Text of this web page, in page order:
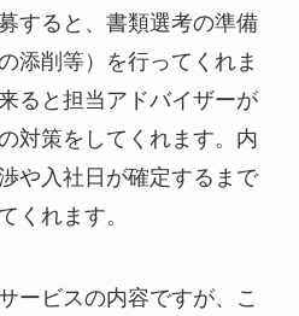
すると、書類選考の準備
添削等）を行ってくれま
ると担当アドバイザーが
対策をしてくれます。内
や入社日が確定するまで
くれます。
ービスの内容ですが、こ